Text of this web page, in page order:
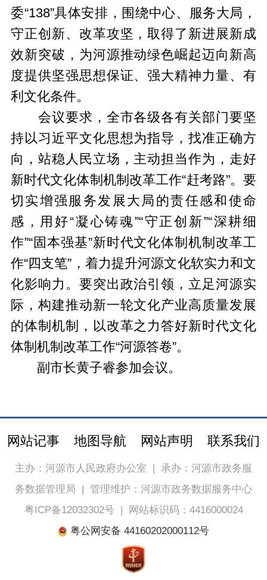
委“138”具体安排，围绕中心、服务大局，
守正创新、改革攻坚，取得了新进展新成
效新突破，为河源推动绿色崛起迈向新高
度提供坚强思想保证、强大精神力量、有
利文化条件。
会议要求，全市各级各有关部门要坚
持以习近平文化思想为指导，找准正确方
向，站稳人民立场，主动担当作为，走好
新时代文化体制机制改革工作“赶考路”。要
切实增强服务发展大局的责任感和使命
感，用好“凝心铸魂”“守正创新”“深耕细
作”“固本强基”新时代文化体制机制改革工
作“四支笔”，着力提升河源文化软实力和文
化影响力。要突出政治引领，立足河源实
际，构建推动新一轮文化产业高质量发展
的体制机制，以改革之力答好新时代文化
体制机制改革工作“河源答卷”。
副市长黄子睿参加会议。
网站记事 地图导航 网站声明 联系我们
主办：河源市人民政府办公室 | 承办：河源市政务服
务数据管理局 | 管理维护：河源市政务数据服务中心
粤ICP备12032302号|
网站标识码：4416000024
粤公网安备 44160202000112号